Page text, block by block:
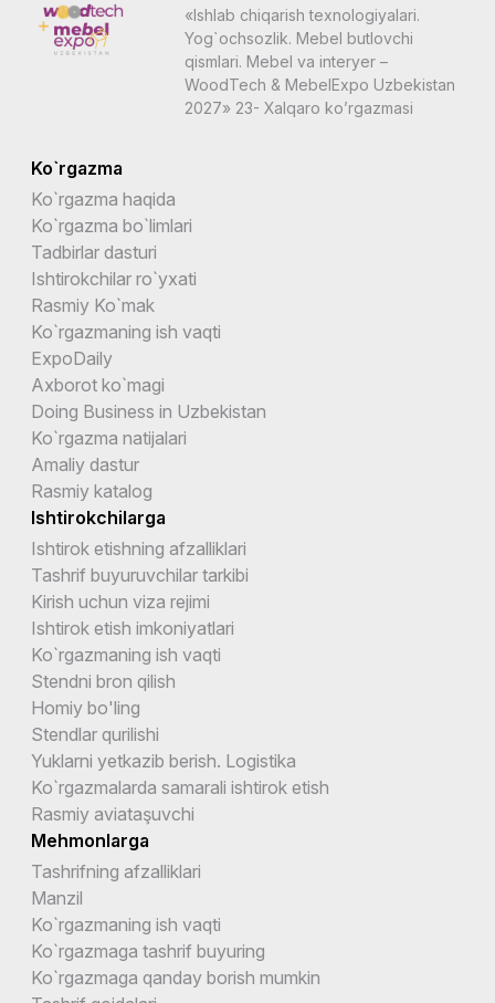
«Ishlab chiqarish texnologiyalari.
Yog`ochsozlik. Mebel butlovchi
qismlari. Mebel va interyer –
WoodTech & MebelExpo Uzbekistan
2027» 23- Xalqaro ko’rgazmasi
Ko`rgazma
Ko`rgazma haqida
Ko`rgazma bo`limlari
Tadbirlar dasturi
Ishtirokchilar ro`yxati
Rasmiy Ko`mak
Ko`rgazmaning ish vaqti
ExpoDaily
Axborot ko`magi
Doing Business in Uzbekistan
Ko`rgazma natijalari
Amaliy dastur
Rasmiy katalog
Ishtirokchilarga
Ishtirok etishning afzalliklari
Tashrif buyuruvchilar tarkibi
Kirish uchun viza rejimi
Ishtirok etish imkoniyatlari
Ko`rgazmaning ish vaqti
Stendni bron qilish
Homiy bo'ling
Stendlar qurilishi
Yuklarni yetkazib berish. Logistika
Ko`rgazmalarda samarali ishtirok etish
Rasmiy aviataşuvchi
Mehmonlarga
Tashrifning afzalliklari
Manzil
Ko`rgazmaning ish vaqti
Ko`rgazmaga tashrif buyuring
Ko`rgazmaga qanday borish mumkin